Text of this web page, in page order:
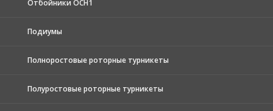
Отбойники ОСН1
Подиумы
Полноростовые роторные турникеты
Полуростовые роторные турникеты